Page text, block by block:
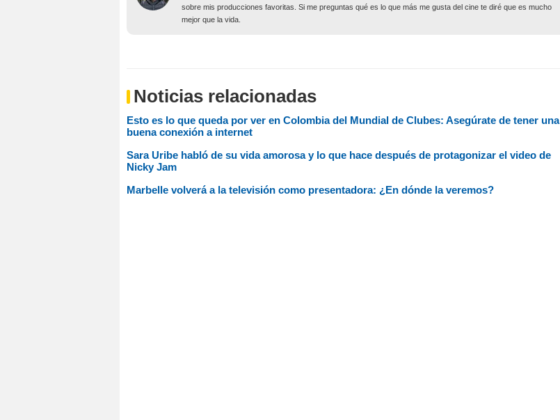
sobre mis producciones favoritas. Si me preguntas qué es lo que más me gusta del cine te diré que es mucho
mejor que la vida.
Noticias relacionadas
Esto es lo que queda por ver en Colombia del Mundial de Clubes: Asegúrate de tener una
buena conexión a internet
Sara Uribe habló de su vida amorosa y lo que hace después de protagonizar el video de
Nicky Jam
Marbelle volverá a la televisión como presentadora: ¿En dónde la veremos?